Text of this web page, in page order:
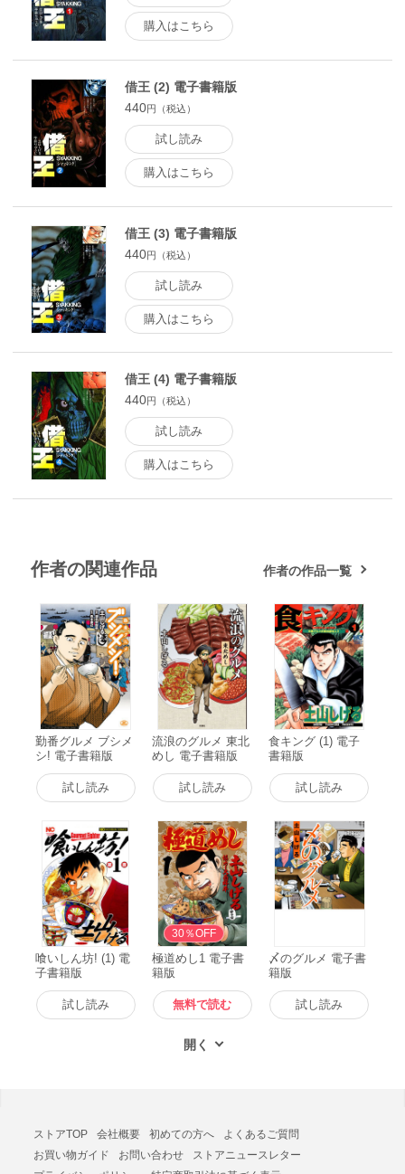
購入はこちら
借王 (2) 電子書籍版
440円（税込）
試し読み
購入はこちら
借王 (3) 電子書籍版
440円（税込）
試し読み
購入はこちら
借王 (4) 電子書籍版
440円（税込）
試し読み
購入はこちら
作者の関連作品 作者の作品一覧
勤番グルメ ブシメ
シ! 電子書籍版
試し読み
流浪のグルメ 東北
めし 電子書籍版
試し読み
食キング (1) 電子
書籍版
試し読み
喰いしん坊! (1) 電
子書籍版
試し読み
無料
30％OFF
極道めし1 電子書
籍版
無料で読む
〆のグルメ 電子書
籍版
試し読み
ストアTOP 会社概要 初めての方へ
よくあるご質問
お買い物ガイド
お問い合わせ
ストアニュースレター